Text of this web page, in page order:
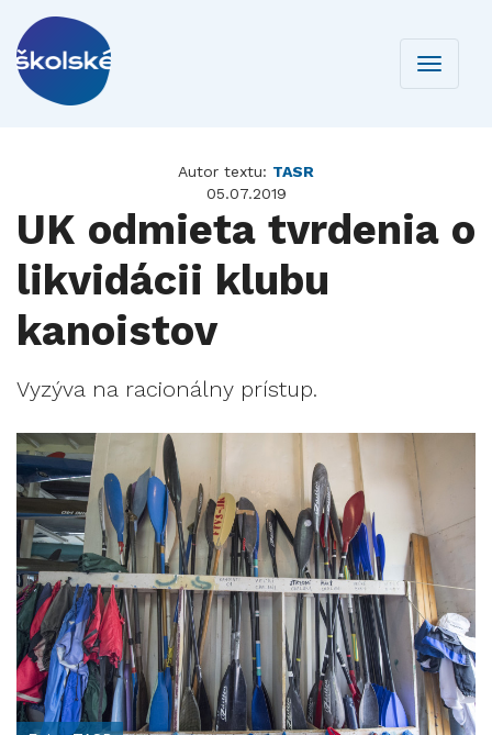
Toggle
Autor textu: TASR
05.07.2019
UK odmieta tvrdenia o
likvidácii klubu
kanoistov
Vyzýva na racionálny prístup.